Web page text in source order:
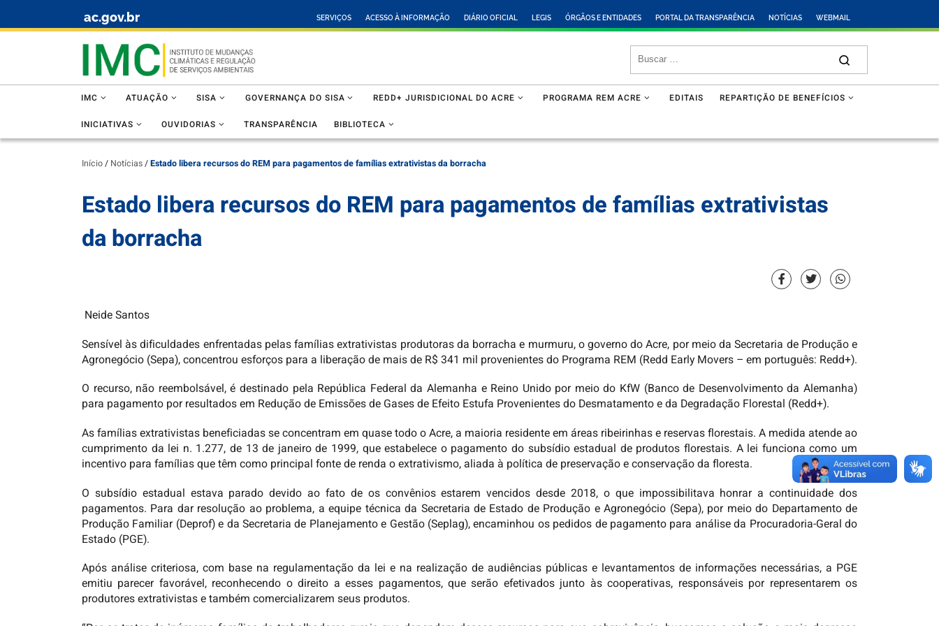
ac.gov.br SERVIÇOS ACESSO À INFORMAÇÃO DIÁRIO OFICIAL LEGIS ÓRGÃOS E ENTIDADES PORTAL DA TRANSPARÊNCIA NOTÍCIAS WEBMAIL
IMC ATUAÇÃO SISA GOVERNANÇA DO SISA REDD+ JURISDICIONAL DO ACRE PROGRAMA REM ACRE EDITAIS REPARTIÇÃO DE BENEFÍCIOS
INICIATIVAS OUVIDORIAS TRANSPARÊNCIA BIBLIOTECA
Início/ Notícias/Estado libera recursos do REM para pagamentos de famílias extrativistas da borracha
Estado libera recursos do REM para pagamentos de famílias extrativistas
da borracha
Neide Santos
Sensível às dificuldades enfrentadas pelas famílias extrativistas produtoras da borracha e murmuru, o governo do Acre, por meio da Secretaria de Produção e
Agronegócio (Sepa), concentrou esforços para a liberação de mais de R$ 341 mil provenientes do Programa REM (Redd Early Movers – em português: Redd+).
O recurso, não reembolsável, é destinado pela República Federal da Alemanha e Reino Unido por meio do KfW (Banco de Desenvolvimento da Alemanha)
para pagamento por resultados em Redução de Emissões de Gases de Efeito Estufa Provenientes do Desmatamento e da Degradação Florestal (Redd+).
As famílias extrativistas beneficiadas se concentram em quase todo o Acre, a maioria residente em áreas ribeirinhas e reservas florestais. A medida atende ao
cumprimento da lei n. 1.277, de 13 de janeiro de 1999, que estabelece o pagamento do subsídio estadual de produtos florestais. A lei funciona como um
incentivo para famílias que têm como principal fonte de renda o extrativismo, aliada à política de preservação e conservação da floresta.
O subsídio estadual estava parado devido ao fato de os convênios estarem vencidos desde 2018, o que impossibilitava honrar a continuidade dos
pagamentos. Para dar resolução ao problema, a equipe técnica da Secretaria de Estado de Produção e Agronegócio (Sepa), por meio do Departamento de
Produção Familiar (Deprof) e da Secretaria de Planejamento e Gestão (Seplag), encaminhou os pedidos de pagamento para análise da Procuradoria-Geral do
Estado (PGE).
Após análise criteriosa, com base na regulamentação da lei e na realização de audiências públicas e levantamentos de informações necessárias, a PGE
emitiu parecer favorável, reconhecendo o direito a esses pagamentos, que serão efetivados junto às cooperativas, responsáveis por representarem os
produtores extrativistas e também comercializarem seus produtos.